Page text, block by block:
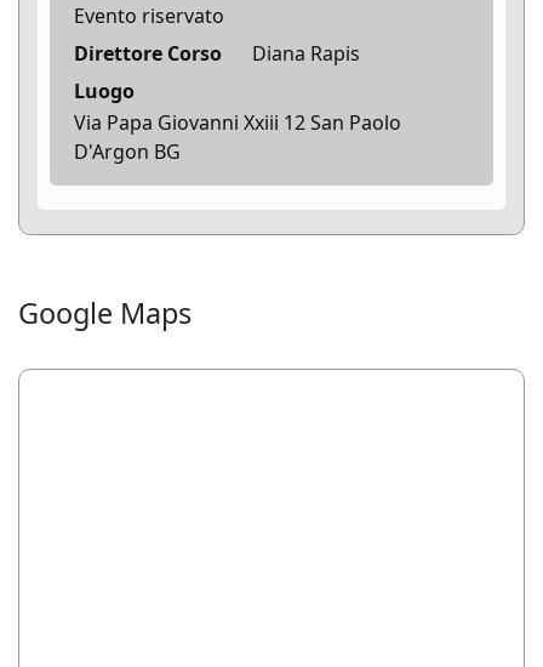
Evento riservato
Direttore Corso
Diana Rapis
Luogo
Via Papa Giovanni Xxiii 12 San Paolo
D'Argon BG
Google Maps